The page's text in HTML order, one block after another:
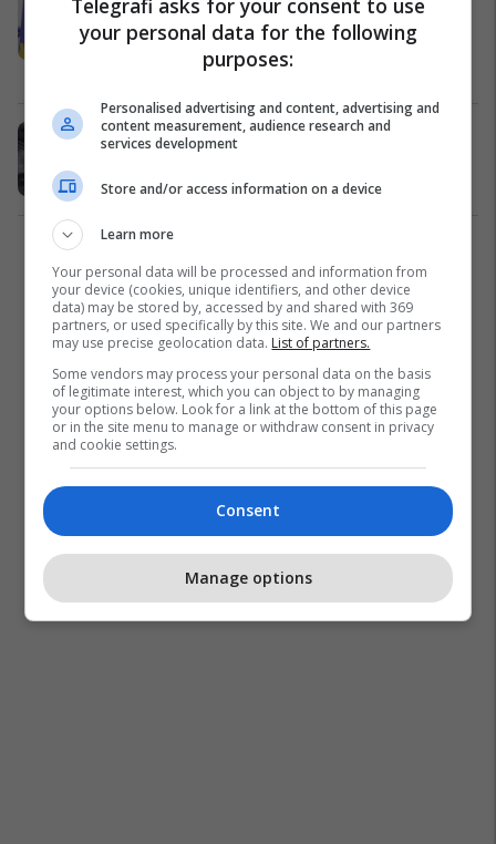
Skenderaj: Ftoj organet e rendit që
të veprojnë menjëherë
Kosovë 14/05/2026
Rrahja në Skenderaj, reagon LVV-ja
- jep detaje të sulmit
Kosovë 14/05/2026
Telegrafi asks for your consent to use
your personal data for the following
purposes:
Personalised advertising and content, advertising and
content measurement, audience research and
services development
Store and/or access information on a device
Learn more
Your personal data will be processed and information from
your device (cookies, unique identifiers, and other device
data) may be stored by, accessed by and shared with 369
partners, or used specifically by this site. We and our partners
may use precise geolocation data. List of partners.
Some vendors may process your personal data on the basis
of legitimate interest, which you can object to by managing
your options below. Look for a link at the bottom of this page
or in the site menu to manage or withdraw consent in privacy
and cookie settings.
Consent
Manage options